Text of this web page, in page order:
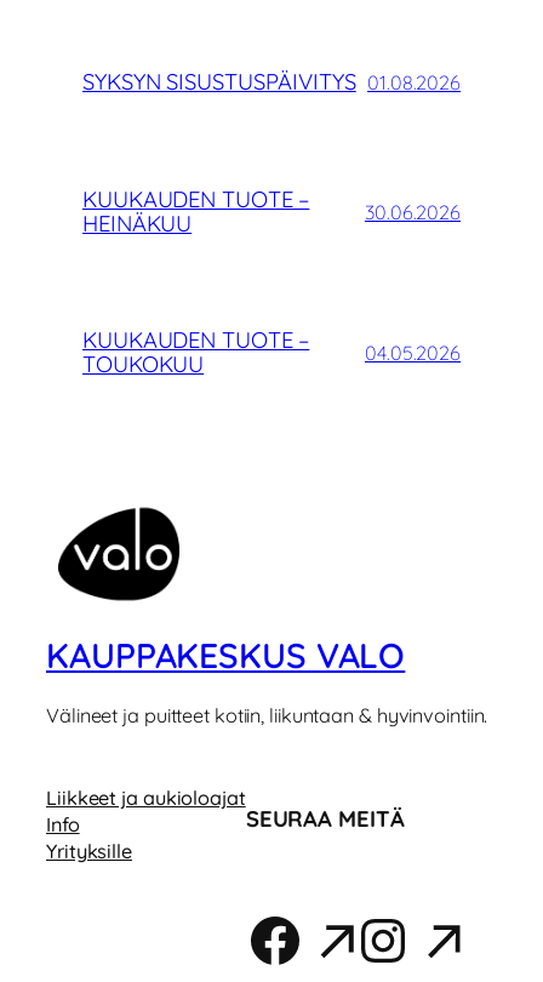
SYKSYN SISUSTUSPÄIVITYS 01.08.2026
KUUKAUDEN TUOTE –
HEINÄKUU
30.06.2026
KUUKAUDEN TUOTE –
TOUKOKUU
04.05.2026
KAUPPAKESKUS VALO
Välineet ja puitteet kotiin, liikuntaan & hyvinvointiin.
Liikkeet ja aukioloajat
Info
Yrityksille
SEURAA MEITÄ
Facebook